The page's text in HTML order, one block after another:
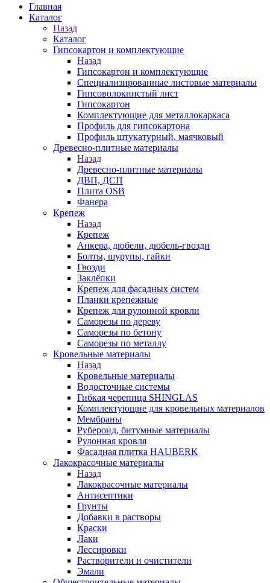
Главная
Каталог
Назад
Каталог
Гипсокартон и комплектующие
Назад
Гипсокартон и комплектующие
Специализированные листовые материалы
Гипсоволокнистый лист
Гипсокартон
Комплектующие для металлокаркаса
Профиль для гипсокартона
Профиль штукатурный, маячковый
Древесно-плитные материалы
Назад
Древесно-плитные материалы
ДВП, ДСП
Плита OSB
Фанера
Крепеж
Назад
Крепеж
Анкера, дюбели, дюбель-гвозди
Болты, шурупы, гайки
Гвозди
Заклёпки
Крепеж для фасадных систем
Планки крепежные
Крепеж для рулонной кровли
Саморезы по дереву
Саморезы по бетону
Саморезы по металлу
Кровельные материалы
Назад
Кровельные материалы
Водосточные системы
Гибкая черепица SHINGLAS
Комплектующие для кровельных материалов
Мембраны
Рубероид, битумные материалы
Рулонная кровля
Фасадная плитка HAUBERK
Лакокрасочные материалы
Назад
Лакокрасочные материалы
Антисептики
Грунты
Добавки в растворы
Краски
Лаки
Лессировки
Растворители и очистители
Эмали